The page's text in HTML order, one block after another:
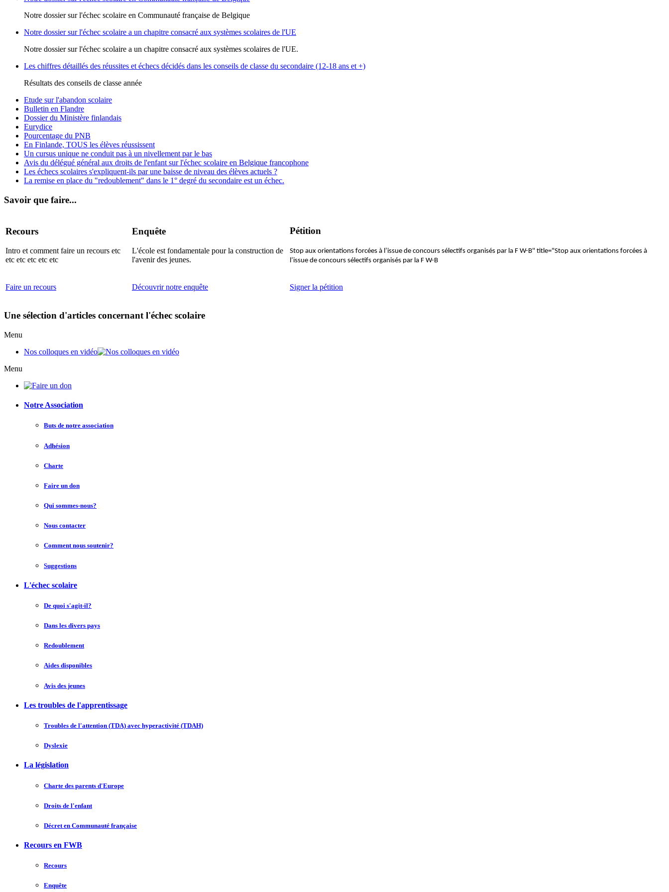
Notre dossier sur l'échec scolaire en Communauté française de Belgique
Notre dossier sur l'échec scolaire a un chapitre consacré aux systèmes scolaires de l'UE
Notre dossier sur l'échec scolaire a un chapitre consacré aux systèmes scolaires de l'UE.
Les chiffres détaillés des réussites et échecs décidés dans les conseils de classe du secondaire (12-18 ans et +)
Résultats des conseils de classe année
Etude sur l'abandon scolaire
Bulletin en Flandre
Dossier du Ministère finlandais
Eurydice
Pourcentage du PNB
En Finlande, TOUS les élèves réussissent
Un cursus unique ne conduit pas à un nivellement par le bas
Avis du délégué général aux droits de l'enfant sur l'échec scolaire en Belgique francophone
Les échecs scolaires s'expliquent-ils par une baisse de niveau des élèves actuels ?
La remise en place du "redoublement" dans le 1° degré du secondaire est un échec.
Savoir que faire...
Recours
Intro et comment faire un recours etc
etc etc etc etc etc
Enquête
L'école est fondamentale pour la construction de
l'avenir des jeunes.
Pétition
Stop aux orientations forcées à l’issue de concours sélectifs organisés par la F W-B" title="Stop aux orientations forcées à
l’issue de concours sélectifs organisés par la F W-B
Faire un recours Découvrir notre enquête Signer la pétition
Une sélection d'articles concernant l'échec scolaire
Menu
Nos colloques en vidéo
Menu
Notre Association
Buts de notre association
Adhésion
Charte
Faire un don
Qui sommes-nous?
Nous contacter
Comment nous soutenir?
Suggestions
L'échec scolaire
De quoi s'agit-il?
Dans les divers pays
Redoublement
Aides disponibles
Avis des jeunes
Les troubles de l'apprentissage
Troubles de l'attention (TDA) avec hyperactivité (TDAH)
Dyslexie
La législation
Charte des parents d'Europe
Droits de l'enfant
Décret en Communauté française
Recours en FWB
Recours
Enquête